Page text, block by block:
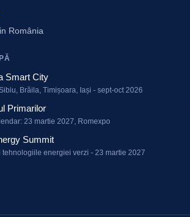
România
Smart City
Brăila, Timișoara, Iași - sept-oct 2026
Primarilor
23 martie 2027, Romexpo
Summit
tehnologiile energiei verzi - 23 martie 2027